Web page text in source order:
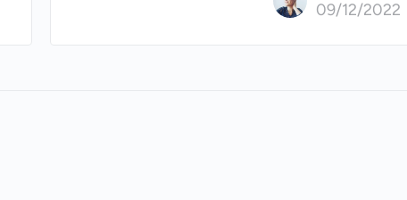
09/12/2022